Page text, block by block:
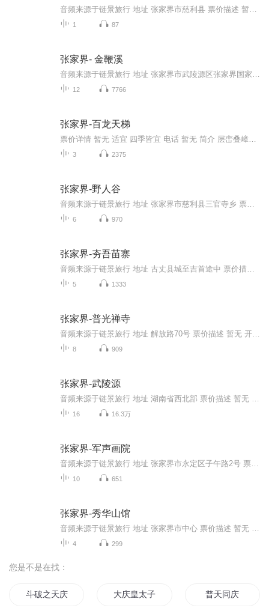
1 87
张家界- 金鞭溪
12 7766
张家界-百龙天梯
3 2375
张家界-野人谷
6 970
张家界-夯吾苗寨
5 1333
张家界-普光禅寺
8 909
张家界-武陵源
16 16.3万
张家界-军声画院
10 651
张家界-秀华山馆
4 299
您是不是在找：
斗破之天庆焰火 大庆皇太子 普天同庆